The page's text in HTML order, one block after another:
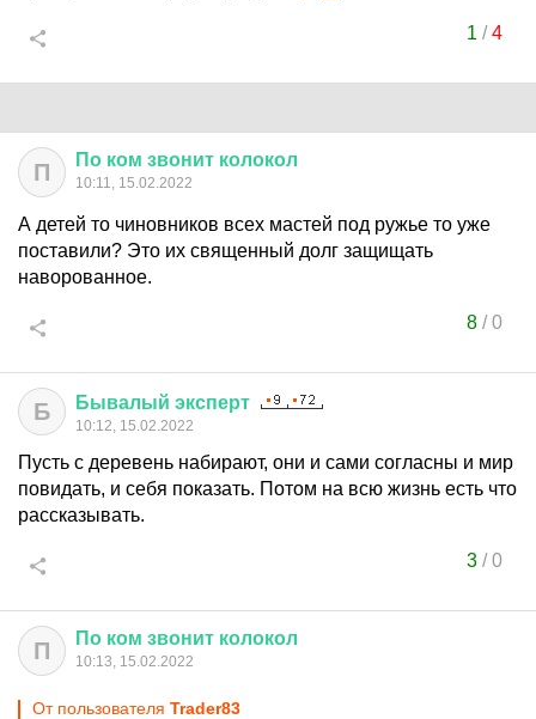
1 /4
П По ком звонит колокол
10:11, 15.02.2022
А детей то чиновников всех мастей под ружье то уже
поставили? Это их священный долг защищать
наворованное.
8/0
Б Бывалый эксперт
10:12, 15.02.2022
Пусть с деревень набирают, они и сами согласны и мир
повидать, и себя показать. Потом на всю жизнь есть что
рассказывать.
3/0
П По ком звонит колокол
10:13, 15.02.2022
От пользователя Trader83